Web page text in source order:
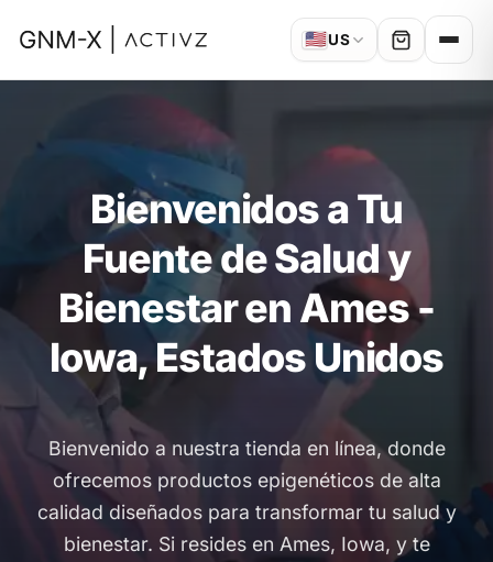
🇺🇸US
Bienvenidos a Tu
Fuente de Salud y
Bienestar en Ames -
Iowa, Estados Unidos
Bienvenido a nuestra tienda en línea, donde
ofrecemos productos epigenéticos de alta
calidad diseñados para transformar tu salud y
bienestar. Si resides en Ames, Iowa, y te